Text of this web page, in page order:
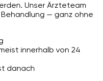
Unser Ärzteteam
— ganz ohne
innerhalb von 24
danach